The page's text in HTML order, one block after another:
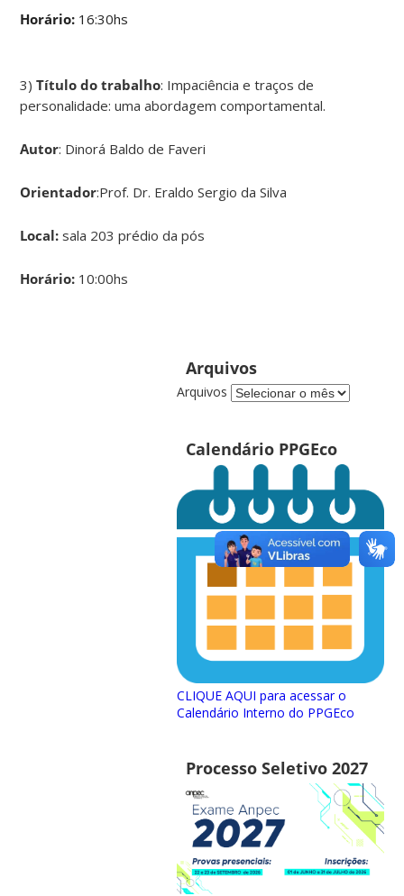
Horário: 16:30hs
3)Título do trabalho: Impaciência e traços de
personalidade: uma abordagem comportamental.
Autor: Dinorá Baldo de Faveri
Orientador:Prof. Dr. Eraldo Sergio da Silva
Local: sala 203 prédio da pós
Horário: 10:00hs
Arquivos
Arquivos
Calendário PPGEco
CLIQUE AQUI para acessar o
Calendário Interno do PPGEco
Processo Seletivo 2027